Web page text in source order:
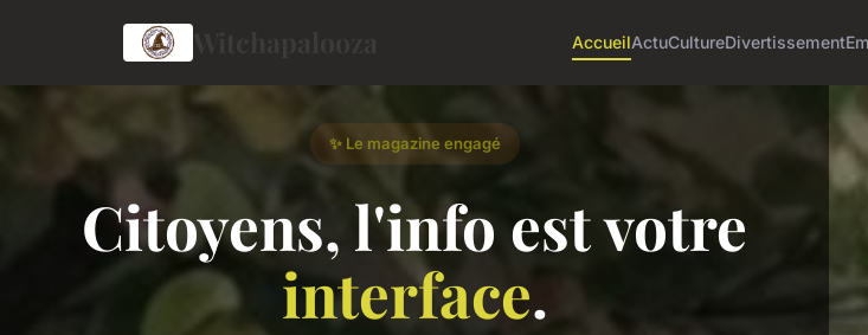
AccueilActuCultureDivertissement
✨ Le magazine engagé
Citoyens, l'info est votre
interface.